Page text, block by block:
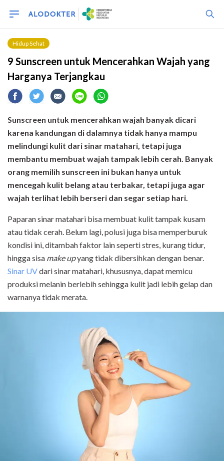
Hidup Sehat
9 Sunscreen untuk Mencerahkan Wajah yang
Harganya Terjangkau
Sunscreen untuk mencerahkan wajah banyak dicari
karena kandungan di dalamnya tidak hanya mampu
melindungi kulit dari sinar matahari, tetapi juga
membantu membuat wajah tampak lebih cerah. Banyak
orang memilih sunscreen ini bukan hanya untuk
mencegah kulit belang atau terbakar, tetapi juga agar
wajah terlihat lebih berseri dan segar setiap hari.
Paparan sinar matahari bisa membuat kulit tampak kusam
atau tidak cerah. Belum lagi, polusi juga bisa memperburuk
kondisi ini, ditambah faktor lain seperti stres, kurang tidur,
hingga sisa make upyang tidak dibersihkan dengan benar.
Sinar UVdari sinar matahari, khususnya, dapat memicu
produksi melanin berlebih sehingga kulit jadi lebih gelap dan
warnanya tidak merata.